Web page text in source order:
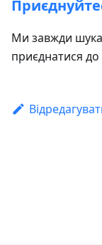
Ми завжди
приєднатися